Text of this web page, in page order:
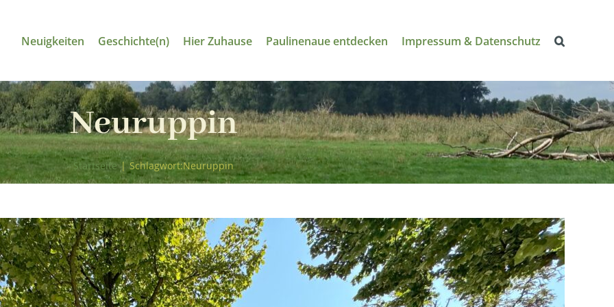
Neuigkeiten Geschichte(n) Hier Zuhause Paulinenaue entdecken Impressum & Datenschutz
Neuruppin
Startseite | Schlagwort:Neuruppin